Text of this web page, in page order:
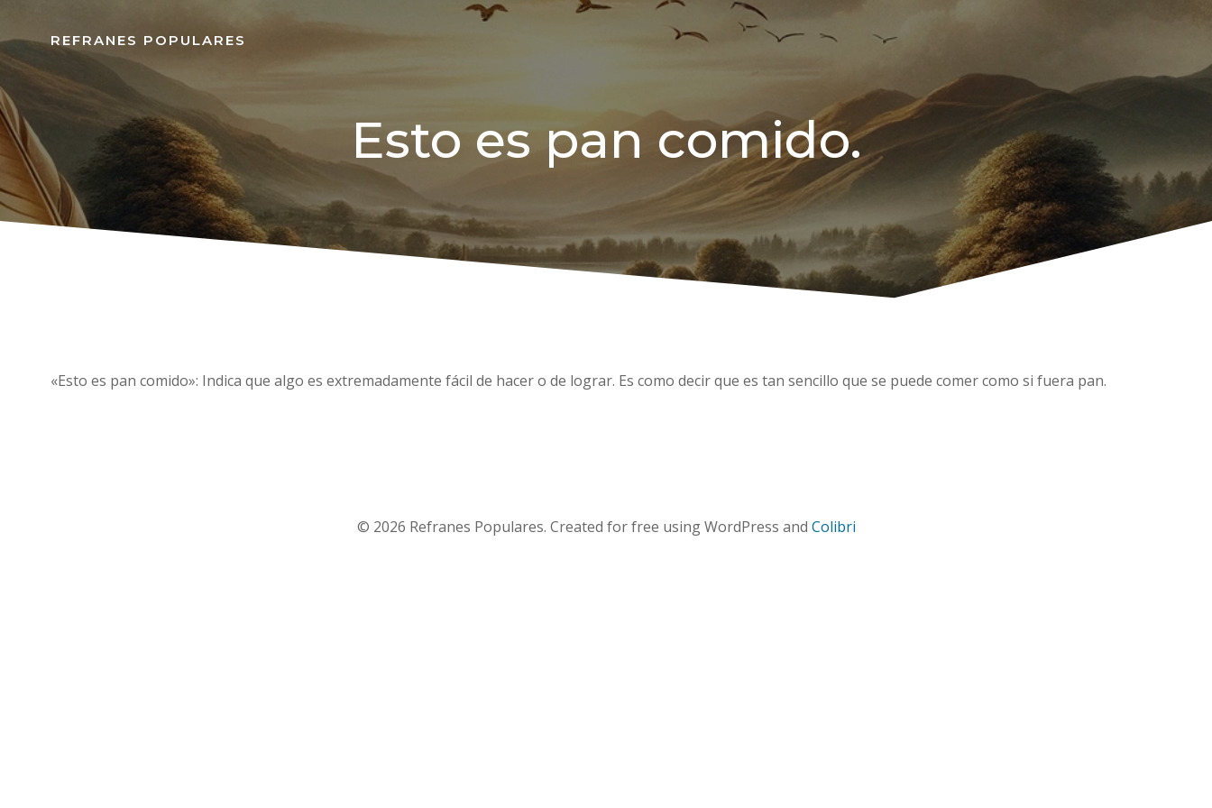
REFRANES POPULARES
Esto es pan comido.
«Esto es pan comido»: Indica que algo es extremadamente fácil de hacer o de lograr. Es como decir que es tan sencillo que se puede comer como si fuera pan.
© 2026 Refranes Populares. Created for free using WordPress and Colibri